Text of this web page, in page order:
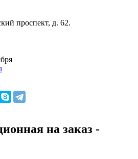
проспект, д. 62.
на заказ -